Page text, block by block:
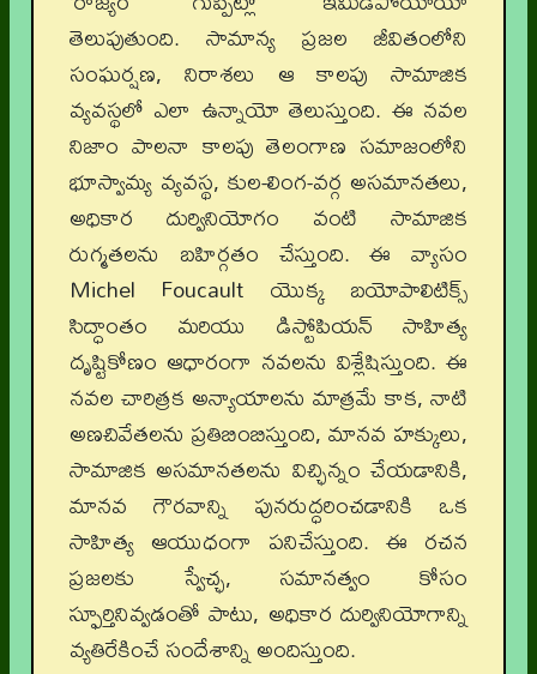
తెలుపుతుంది. సామాన్య ప్రజల జీవితంలోని
సంఘర్షణ, నిరాశలు ఆ కాలపు సామాజిక
వ్యవస్థలో ఎలా ఉన్నాయో తెలుస్తుంది. ఈ నవల
నిజాం పాలనా కాలపు తెలంగాణ సమాజంలోని
భూస్వామ్య వ్యవస్థ, కుల-లింగ-వర్గ అసమానతలు,
అధికార దుర్వినియోగం వంటి సామాజిక
రుగ్మతలను బహిర్గతం చేస్తుంది. ఈ వ్యాసం
Michel Foucault యొక్క బయోపాలిటిక్స్
సిద్ధాంతం మరియు డిస్టోపియన్ సాహిత్య
దృష్టికోణం ఆధారంగా నవలను విశ్లేషిస్తుంది. ఈ
నవల చారిత్రక అన్యాయాలను మాత్రమే కాక, నాటి
అణచివేతలను ప్రతిబింబిస్తుంది, మానవ హక్కులు,
సామాజిక అసమానతలను విచ్ఛిన్నం చేయడానికి,
మానవ గౌరవాన్ని పునరుద్ధరించడానికి ఒక
సాహిత్య ఆయుధంగా పనిచేస్తుంది. ఈ రచన
ప్రజలకు స్వేచ్ఛ, సమానత్వం కోసం
స్ఫూర్తినివ్వడంతో పాటు, అధికార దుర్వినియోగాన్ని
వ్యతిరేకించే సందేశాన్ని అందిస్తుంది.